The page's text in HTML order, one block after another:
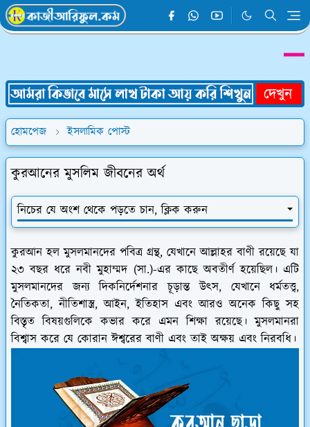
হোমপেজ ইসলামিক পোস্ট
কুরআনের মুসলিম জীবনের অর্থ
নিচের যে অংশ থেকে পড়তে চান, ক্লিক করুন
কুরআন হল মুসলমানদের পবিত্র গ্রন্থ, যেখানে আল্লাহর বাণী রয়েছে যা
২৩ বছর ধরে নবী মুহাম্মদ (সা.)-এর কাছে অবতীর্ণ হয়েছিল। এটি
মুসলমানদের জন্য দিকনির্দেশনার চূড়ান্ত উত্স, যেখানে ধর্মতত্ত্ব,
নৈতিকতা, নীতিশাস্ত্র, আইন, ইতিহাস এবং আরও অনেক কিছু সহ
বিস্তৃত বিষয়গুলিকে কভার করে এমন শিক্ষা রয়েছে। মুসলমানরা
বিশ্বাস করে যে কোরান ঈশ্বরের বাণী এবং তাই অক্ষয় এবং নিরবধি।